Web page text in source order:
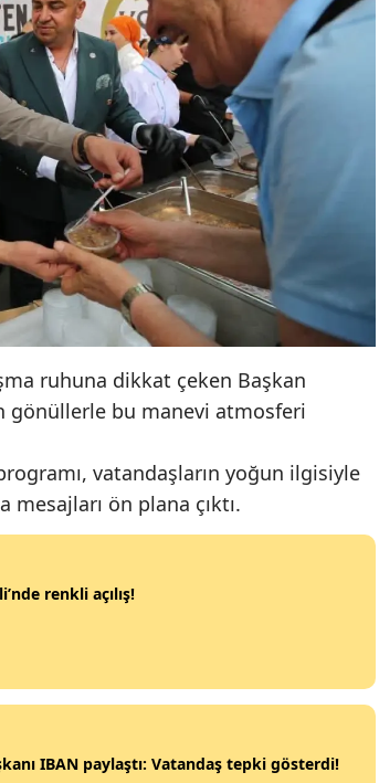
Isparta
Mersin
İstanbul
İzmir
Kars
Kastamonu
Kayseri
Kırklareli
Kırşehir
Kocaeli
Konya
Kütahya
Mardin
ruhuna dikkat çeken Başkan
gönüllerle bu manevi atmosferi
vatandaşların yoğun ilgisiyle
ön plana çıktı.
renkli açılış!
IBAN paylaştı: Vatandaş tepki gösterdi!